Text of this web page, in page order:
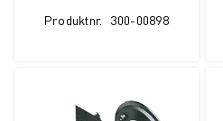
Produktnr. 300-00898